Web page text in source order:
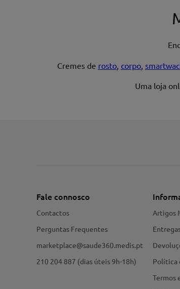
Cremes de rosto, corpo,
Uma loja
Fale connosco
Contactos
Perguntas Frequentes
marketplace@saude360.medis.pt
210 204 887 (dias úteis 9h-18h)
Artigos
Política
Termos